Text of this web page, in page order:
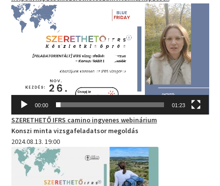
Videólejátszó
00:00 01:23
SZERETHETŐ IFRS camino ingyenes webinárium
Konszi minta vizsgafeladatsor megoldás
2024.08.13. 19:00